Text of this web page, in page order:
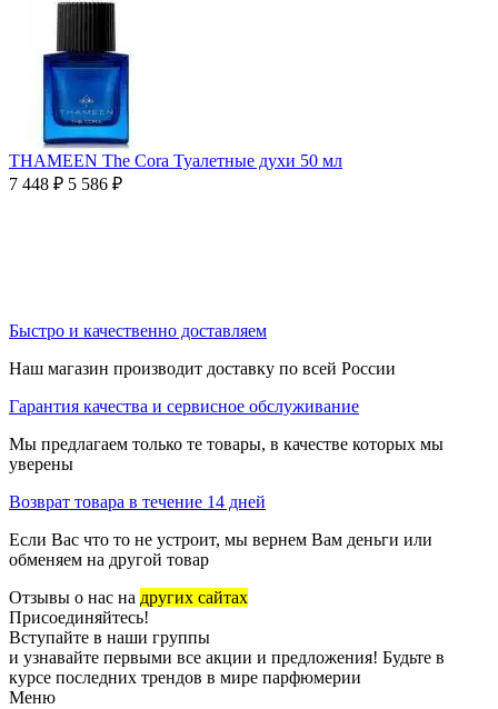
THAMEEN The Cora Туалетные духи 50 мл
7 448 ₽ 5 586 ₽
Быстро и качественно доставляем
Наш магазин производит доставку по всей России
Гарантия качества и сервисное обслуживание
Мы предлагаем только те товары, в качестве которых мы
уверены
Возврат товара в течение 14 дней
Если Вас что то не устроит, мы вернем Вам деньги или
обменяем на другой товар
Отзывы о нас на других сайтах
Присоединяйтесь!
Вступайте в наши группы
и узнавайте первыми все акции и предложения! Будьте в
курсе последних трендов в мире парфюмерии
Меню